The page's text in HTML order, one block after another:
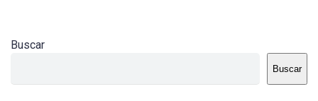
Buscar
Buscar